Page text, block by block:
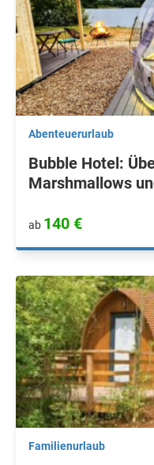
Abenteuerurlaub
Bubble Hotel:
Marshmallows
ab 140 €
Familienurlaub